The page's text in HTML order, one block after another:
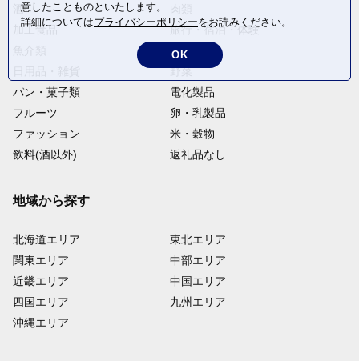
酒
加工食品
旅行・宿泊・体験
麺類
野菜
パン・菓子類
電化製品
フルーツ
卵・乳製品
ファッション
米・穀物
飲料(酒以外)
返礼品なし
地域から探す
北海道エリア
関東エリア
近畿エリア
四国エリア
沖縄エリア
東北エリア
中部エリア
中国エリア
九州エリア
意したことものといたします。
詳細についてはプライバシーポリシーをお読みください。
OK